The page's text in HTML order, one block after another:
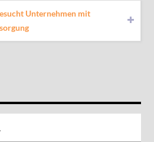
Unternehmen mit